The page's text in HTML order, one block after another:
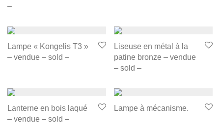
–
Lampe « Kongelis T3 »
– vendue – sold –
Liseuse en métal à la
patine bronze – vendue
– sold –
Lanterne en bois laqué
– vendue – sold –
Lampe à mécanisme.